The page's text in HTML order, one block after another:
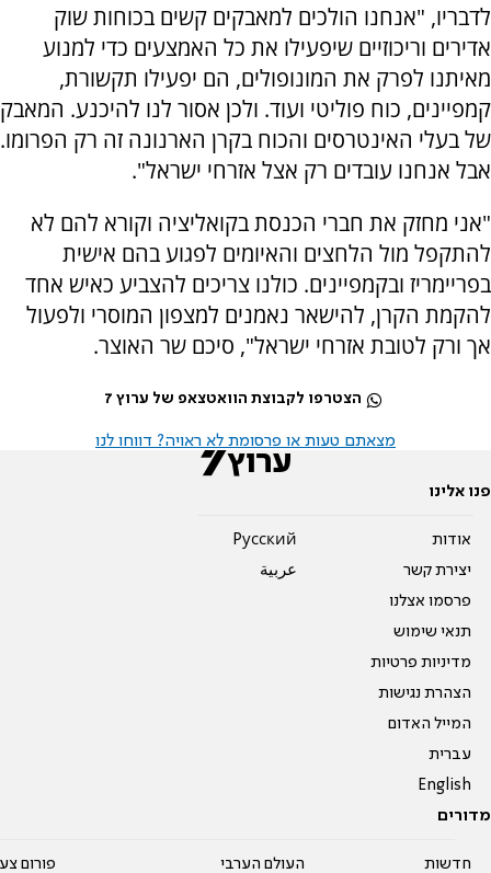
לדבריו, "אנחנו הולכים למאבקים קשים בכוחות שוק
אדירים וריכוזיים שיפעילו את כל האמצעים כדי למנוע
מאיתנו לפרק את המונופולים, הם יפעילו תקשורת,
קמפיינים, כוח פוליטי ועוד. ולכן אסור לנו להיכנע. המאבק
של בעלי האינטרסים והכוח בקרן הארנונה זה רק הפרומו.
אבל אנחנו עובדים רק אצל אזרחי ישראל".
"אני מחזק את חברי הכנסת בקואליציה וקורא להם לא
להתקפל מול הלחצים והאיומים לפגוע בהם אישית
בפריימריז ובקמפיינים. כולנו צריכים להצביע כאיש אחד
להקמת הקרן, להישאר נאמנים למצפון המוסרי ולפעול
אך ורק לטובת אזרחי ישראל", סיכם שר האוצר.
הצטרפו לקבוצת הוואטצאפ של ערוץ 7
מצאתם טעות או פרסומת לא ראויה? דווחו לנו
פנו אלינו
אודות
יצירת קשר
פרסמו אצלנו
תנאי שימוש
מדיניות פרטיות
הצהרת נגישות
המייל האדום
עברית
English
Pусский
عربية
מדורים
חדשות
העולם הערבי
פורום